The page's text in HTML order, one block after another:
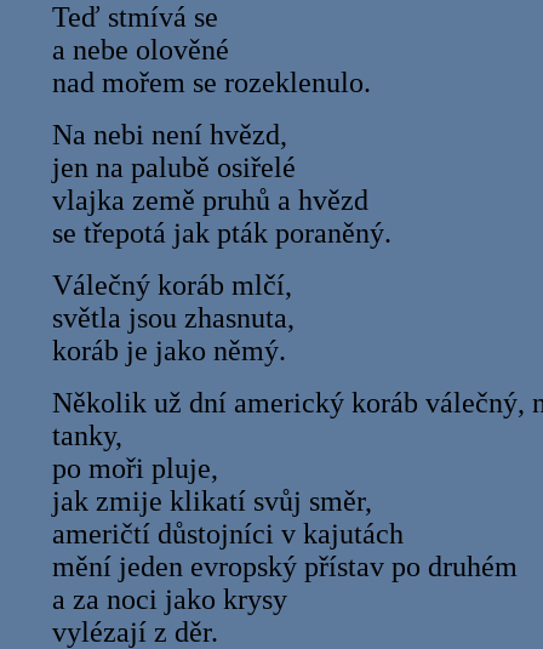
Teď stmívá se
a nebe olověné
nad mořem se rozeklenulo.
Na nebi není hvězd,
jen na palubě osiřelé
vlajka země pruhů a hvězd
se třepotá jak pták poraněný.
Válečný koráb mlčí,
světla jsou zhasnuta,
koráb je jako němý.
Několik už dní americký koráb válečný,
tanky,
po moři pluje,
jak zmije klikatí svůj směr,
američtí důstojníci v kajutách
mění jeden evropský přístav po druhém
a za noci jako krysy
vylézají z děr.